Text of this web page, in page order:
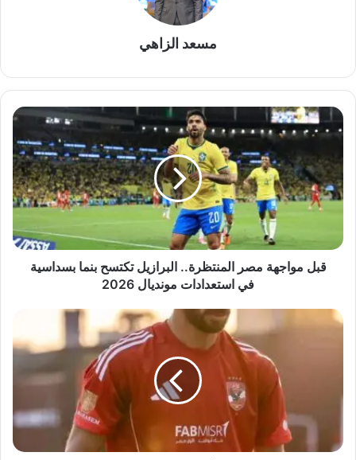
مسعد الزاهي
قبل
مواجهة
المنتظرة..
البرازيل
تكتسح
في
استعدادات
قبل مواجهة مصر المنتظرة.. البرازيل تكتسح بنما بسداسية
في استعدادات مونديال 2026
الزمالك
القادر
ويخطف
بعد